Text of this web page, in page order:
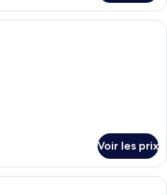
Literie de qualité supérieure, bureau,
Voir les prix
Literie de qualité supérieure, bureau,